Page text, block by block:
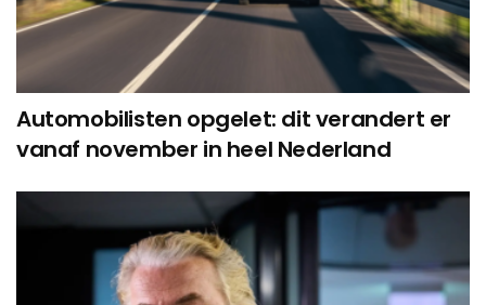
Automobilisten opgelet: dit verandert er
vanaf november in heel Nederland